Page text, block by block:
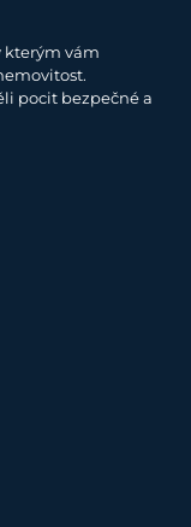
vám
pocit bezpečné a